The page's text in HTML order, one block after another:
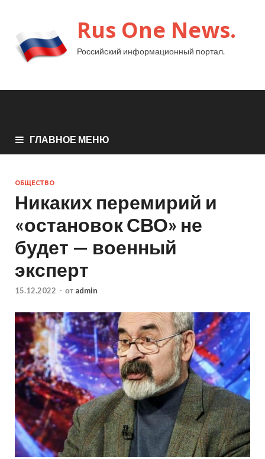
Rus One News.
Российский информационный портал.
ГЛАВНОЕ МЕНЮ
ОБЩЕСТВО
Никаких перемирий и
«остановок СВО» не
будет — военный
эксперт
15.12.2022 - от admin